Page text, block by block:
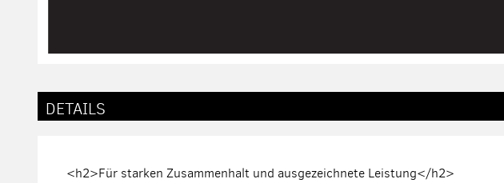
Anfang
der
Bildergalerie
DETAILS
<h2>Für starken Zusammenhalt und ausgezeichnete Leistung</h2>